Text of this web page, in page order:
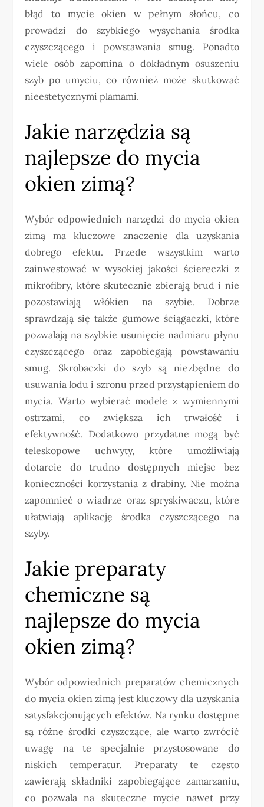
błąd to mycie okien w pełnym słońcu, co
prowadzi do szybkiego wysychania środka
czyszczącego i powstawania smug. Ponadto
wiele osób zapomina o dokładnym osuszeniu
szyb po umyciu, co również może skutkować
nieestetycznymi plamami.
Jakie narzędzia są
najlepsze do mycia
okien zimą?
Wybór odpowiednich narzędzi do mycia okien
zimą ma kluczowe znaczenie dla uzyskania
dobrego efektu. Przede wszystkim warto
zainwestować w wysokiej jakości ściereczki z
mikrofibry, które skutecznie zbierają brud i nie
pozostawiają włókien na szybie. Dobrze
sprawdzają się także gumowe ściągaczki, które
pozwalają na szybkie usunięcie nadmiaru płynu
czyszczącego oraz zapobiegają powstawaniu
smug. Skrobaczki do szyb są niezbędne do
usuwania lodu i szronu przed przystąpieniem do
mycia. Warto wybierać modele z wymiennymi
ostrzami, co zwiększa ich trwałość i
efektywność. Dodatkowo przydatne mogą być
teleskopowe uchwyty, które umożliwiają
dotarcie do trudno dostępnych miejsc bez
konieczności korzystania z drabiny. Nie można
zapomnieć o wiadrze oraz spryskiwaczu, które
ułatwiają aplikację środka czyszczącego na
szyby.
Jakie preparaty
chemiczne są
najlepsze do mycia
okien zimą?
Wybór odpowiednich preparatów chemicznych
do mycia okien zimą jest kluczowy dla uzyskania
satysfakcjonujących efektów. Na rynku dostępne
są różne środki czyszczące, ale warto zwrócić
uwagę na te specjalnie przystosowane do
niskich temperatur. Preparaty te często
zawierają składniki zapobiegające zamarzaniu,
co pozwala na skuteczne mycie nawet przy